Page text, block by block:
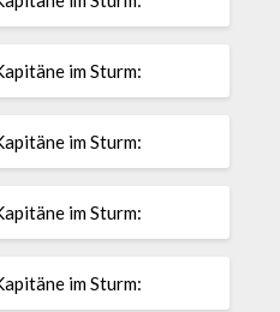
im Sturm:
im Sturm:
im Sturm:
im Sturm: